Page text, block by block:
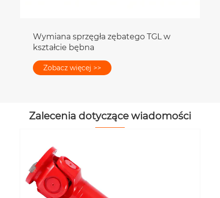
Wymiana sprzęgła zębatego TGL w
kształcie bębna
Zobacz więcej >>
Zalecenia dotyczące wiadomości